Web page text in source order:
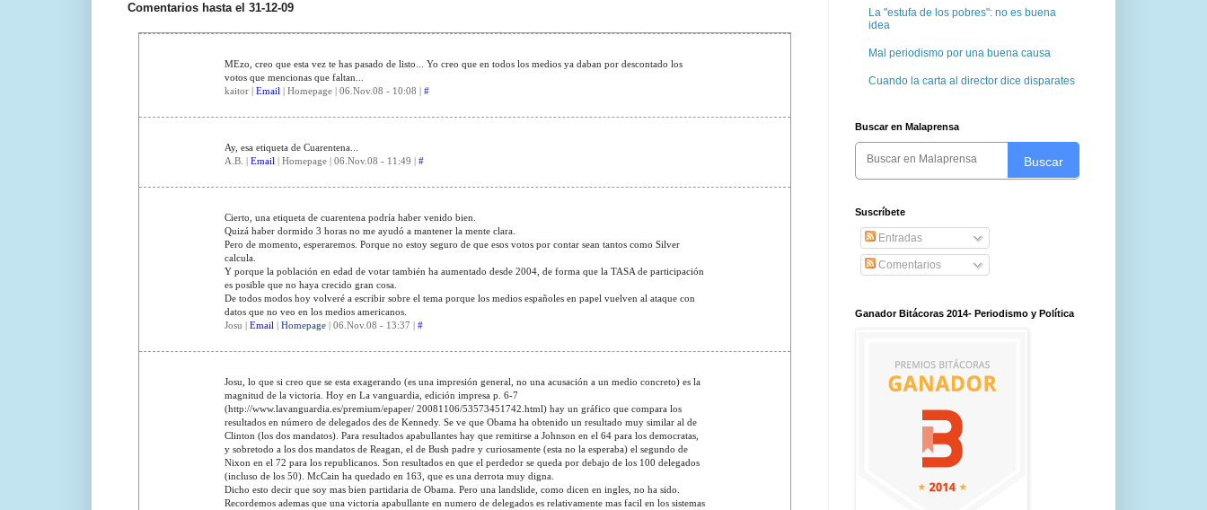
Comentarios hasta el 31-12-09
MEzo, creo que esta vez te has pasado de listo... Yo creo que en todos los medios ya daban por descontado los
votos que mencionas que faltan...
kaitor | Email | Homepage | 06.Nov.08 - 10:08 | #
Ay, esa etiqueta de Cuarentena...
A.B. | Email | Homepage | 06.Nov.08 - 11:49 | #
Cierto, una etiqueta de cuarentena podría haber venido bien.
Quizá haber dormido 3 horas no me ayudó a mantener la mente clara.
Pero de momento, esperaremos. Porque no estoy seguro de que esos votos por contar sean tantos como Silver
calcula.
Y porque la población en edad de votar también ha aumentado desde 2004, de forma que la TASA de participación
es posible que no haya crecido gran cosa.
De todos modos hoy volveré a escribir sobre el tema porque los medios españoles en papel vuelven al ataque con
datos que no veo en los medios americanos.
Josu | Email | Homepage| 06.Nov.08 - 13:37 | #
Josu, lo que si creo que se esta exagerando (es una impresión general, no una acusación a un medio concreto) es la
magnitud de la victoria. Hoy en La vanguardia, edición impresa p. 6-7
(http://www.lavanguardia.es/premium/epaper/ 20081106/53573451742.html) hay un gráfico que compara los
resultados en número de delegados des de Kennedy. Se ve que Obama ha obtenido un resultado muy similar al de
Clinton (los dos mandatos). Para resultados apabullantes hay que remitirse a Johnson en el 64 para los democratas,
y sobretodo a los dos mandatos de Reagan, el de Bush padre y curiosamente (esta no la esperaba) el segundo de
Nixon en el 72 para los republicanos. Son resultados en que el perdedor se queda por debajo de los 100 delegados
(incluso de los 50). McCain ha quedado en 163, que es una derrota muy digna.
Dicho esto decir que soy mas bien partidaria de Obama. Pero una landslide, como dicen en ingles, no ha sido.
Recordemos ademas que una victoria apabullante en numero de delegados es relativamente mas facil en los sistemas
La "estufa de los pobres": no es buena
idea
Mal periodismo por una buena causa
Cuando la carta al director dice disparates
Buscar en Malaprensa
Buscar
Suscríbete
Entradas
Comentarios
Ganador Bitácoras 2014- Periodismo y Política